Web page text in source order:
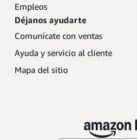
Empleos
Déjanos ayudarte
Comunícate con ventas
Ayuda y servicio al cliente
Mapa del sitio